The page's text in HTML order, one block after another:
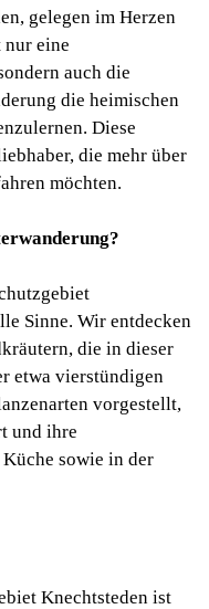
gelegen im Herzen
eine
auch die
die heimischen
Diese
die mehr über
möchten.
Sinne. Wir entdecken
die in dieser
etwa vierstündigen
vorgestellt,
und ihre
sowie in der
Knechtsteden ist